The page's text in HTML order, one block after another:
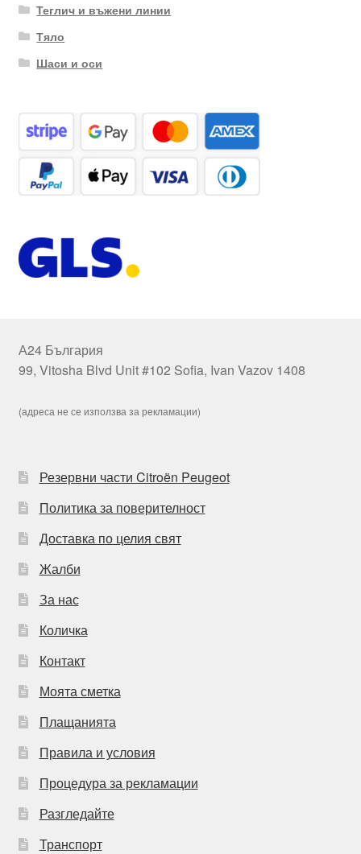
Теглич и въжени линии
Тяло
Шаси и оси
А24 България
99, Vitosha Blvd Unit #102 Sofia, Ivan Vazov 1408
(адреса не се използва за рекламации)
Резервни части Citroën Peugeot
Политика за поверителност
Доставка по целия свят
Жалби
За нас
Количка
Контакт
Моята сметка
Плащанията
Правила и условия
Процедура за рекламации
Разгледайте
Транспорт